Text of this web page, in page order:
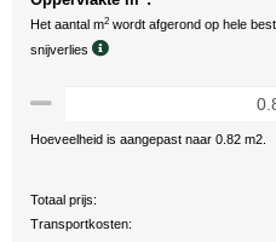
Het aantal m2 wordt afgerond op hele
snijverlies
Hoeveelheid is aangepast naar 0.82 m2.
Totaal prijs:
Transportkosten: